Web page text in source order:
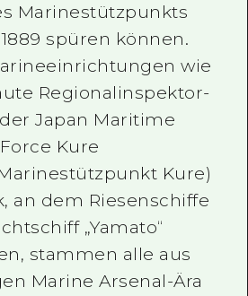
bei
Marinestützpunkts
spüren können.
wie
Regionalinspektor-
Japan Maritime
Kure
Kure)
an dem Riesenschiffe
„Yamato“
stammen alle aus
Marine Arsenal-Ära